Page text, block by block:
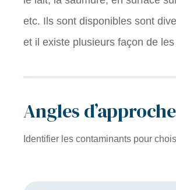
etc. Ils sont disponibles sont
et il existe plusieurs façon de
Angles d’approche
Identifier les contaminants pour